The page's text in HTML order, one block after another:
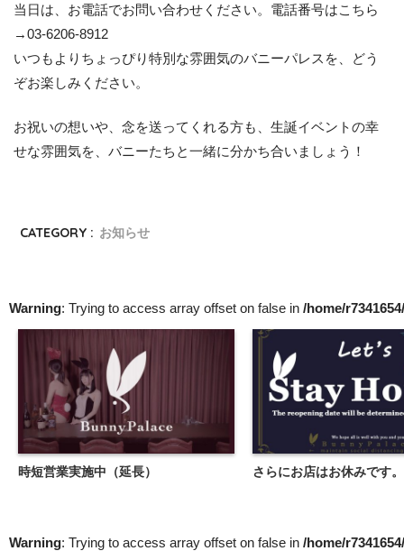
当日は、お電話でお問い合わせください。電話番号はこちら
→03-6206-8912
いつもよりちょっぴり特別な雰囲気のバニーパレスを、どう
ぞお楽しみください。
お祝いの想いや、念を送ってくれる方も、生誕イベントの幸
せな雰囲気を、バニーたちと一緒に分かち合いましょう！
CATEGORY : お知らせ
Warning: Trying to access array offset on false in /home/
時短営業実施中（延長） さらにお店はお休みです。
Warning: Trying to access array offset on false in /home/